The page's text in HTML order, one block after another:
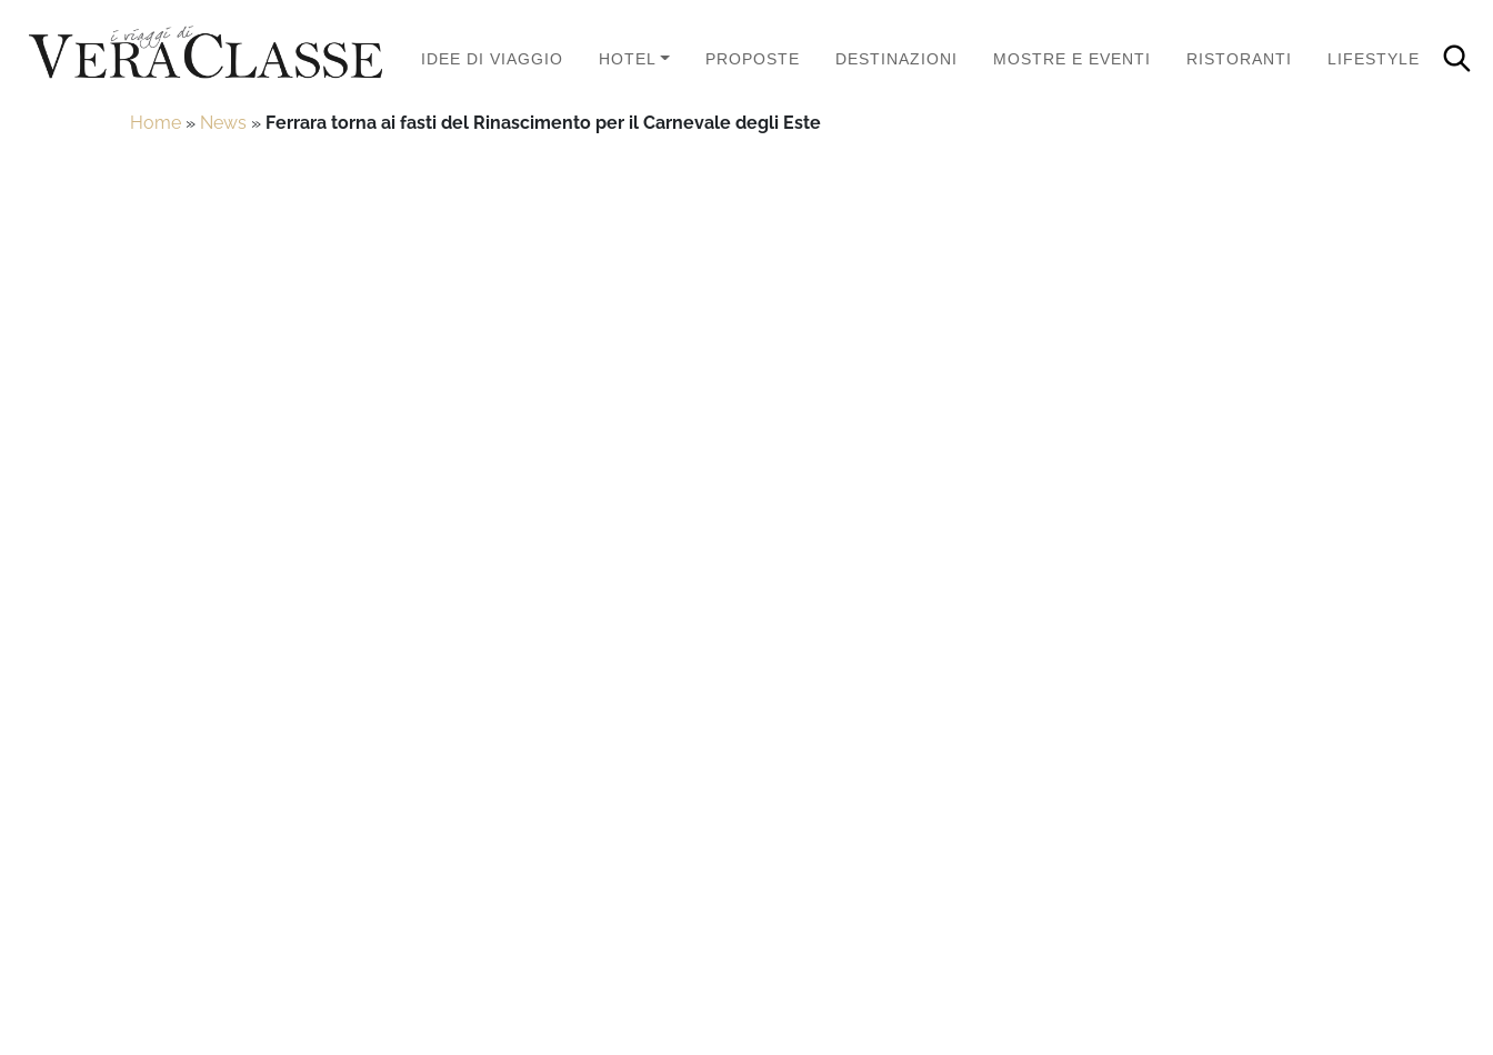
IDEE DI VIAGGIO HOTEL PROPOSTE DESTINAZIONI MOSTRE E EVENTI RISTORANTI LIFESTYLE
Home » News » Ferrara torna ai fasti del Rinascimento per il Carnevale degli Este